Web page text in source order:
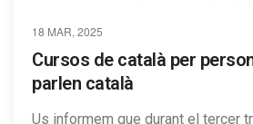
18 MAR, 2025
Cursos de català per
parlen català
Us informem que durant el tercer